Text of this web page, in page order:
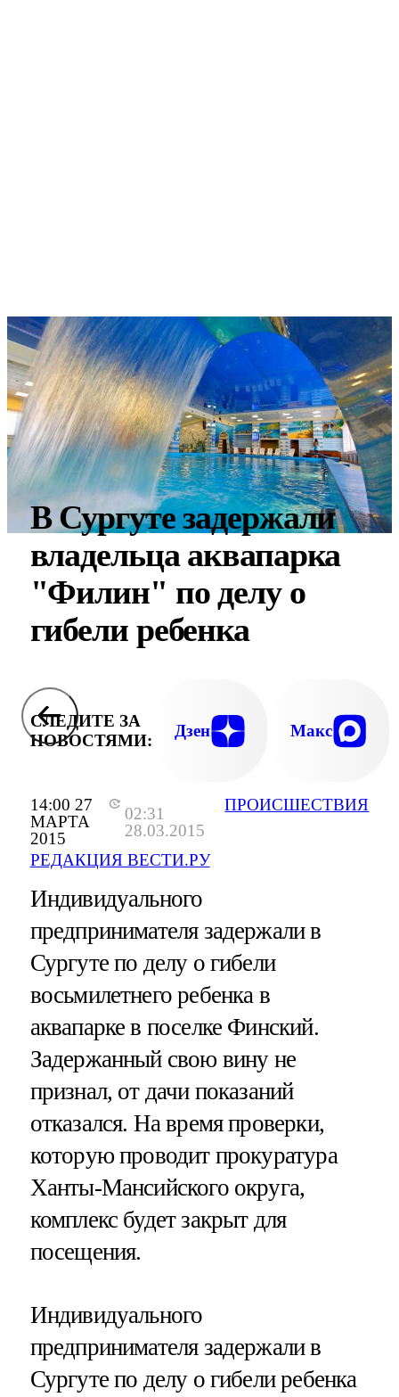
14:00 27
МАРТА
2015
02:31
28.03.2015
РЕДАКЦИЯ ВЕСТИ.РУ
ПРОИСШЕСТВИЯ
В Сургуте задержали
владельца аквапарка
"Филин" по делу о
гибели ребенка
СЛЕДИТЕ ЗА
НОВОСТЯМИ:
Дзен Макс
Индивидуального
предпринимателя задержали в
Сургуте по делу о гибели
восьмилетнего ребенка в
аквапарке в поселке Финский.
Задержанный свою вину не
признал, от дачи показаний
отказался. На время проверки,
которую проводит прокуратура
Ханты-Мансийского округа,
комплекс будет закрыт для
посещения.
Индивидуального
предпринимателя задержали в
Сургуте по делу о гибели ребенка